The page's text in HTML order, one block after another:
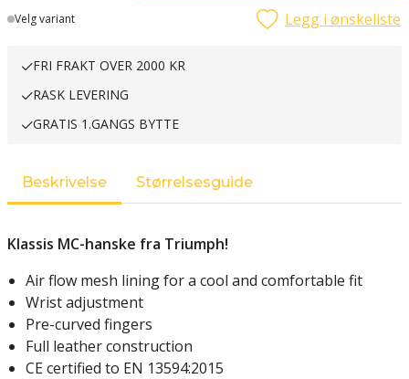
Lager
Velg variant Legg i ønskeliste
FRI FRAKT OVER 2000 KR
RASK LEVERING
GRATIS 1.GANGS BYTTE
Beskrivelse Størrelsesguide
Klassis MC-hanske fra Triumph!
Air flow mesh lining for a cool and comfortable fit
Wrist adjustment
Pre-curved fingers
Full leather construction
CE certified to EN 13594:2015